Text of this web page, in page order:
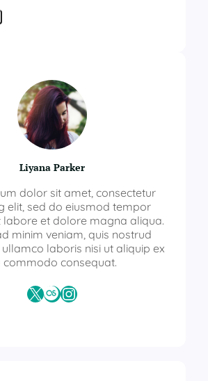
Liyana Parker
dolor sit amet, consectetur
elit, sed do eiusmod tempor
labore et dolore magna aliqua.
minim veniam, quis nostrud
laboris nisi ut aliquip ex
commodo consequat.
X Last.fmInstagram